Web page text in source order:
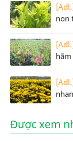
non
Được xem